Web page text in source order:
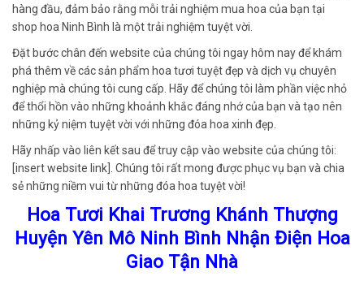
hàng đầu, đảm bảo rằng mỗi trải nghiệm mua hoa của bạn tại
shop hoa Ninh Bình là một trải nghiệm tuyệt vời.
Đặt bước chân đến website của chúng tôi ngay hôm nay để khám
phá thêm về các sản phẩm hoa tươi tuyệt đẹp và dịch vụ chuyên
nghiệp mà chúng tôi cung cấp. Hãy để chúng tôi làm phần việc nhỏ
để thổi hồn vào những khoảnh khắc đáng nhớ của bạn và tạo nên
những kỷ niệm tuyệt vời với những đóa hoa xinh đẹp.
Hãy nhấp vào liên kết sau để truy cập vào website của chúng tôi:
[insert website link]. Chúng tôi rất mong được phục vụ bạn và chia
sẻ những niềm vui từ những đóa hoa tuyệt vời!
Hoa Tươi Khai Trương Khánh Thượng
Huyện Yên Mô Ninh Bình Nhận Điện Hoa
Giao Tận Nhà